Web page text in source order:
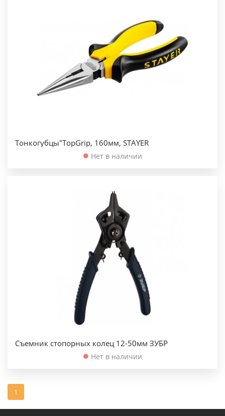
Тонкогубцы"TopGrip, 160мм, STAYER
Нет в наличии
Съемник стопорных колец 12-50мм ЗУБР
Нет в наличии
1